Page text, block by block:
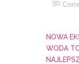
NOWA
WODA